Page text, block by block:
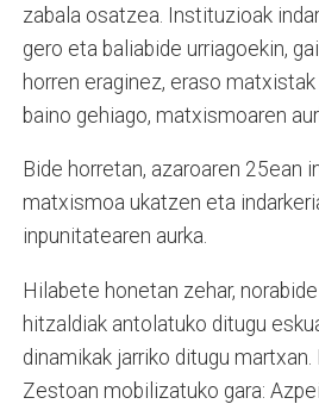
zabala osatzea. Instituzioak
gero eta baliabide urriagoekin,
horren eraginez, eraso
baino gehiago, matxismoaren
Bide horretan, azaroaren 25ean
matxismoa ukatzen eta
inpunitatearen aurka.
Hilabete honetan zehar,
hitzaldiak antolatuko ditugu
dinamikak jarriko ditugu
Zestoan mobilizatuko gara: